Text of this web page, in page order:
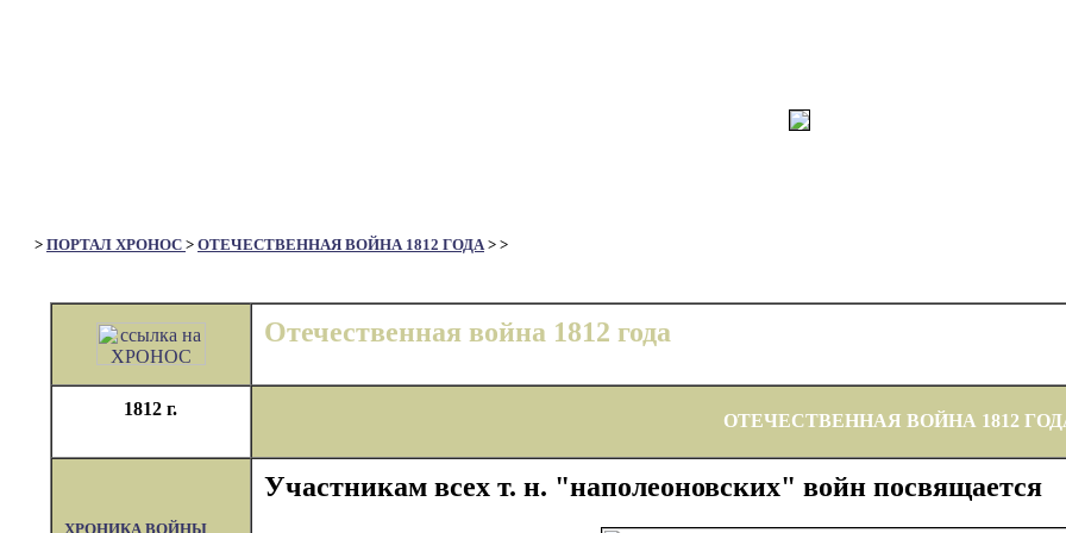
> ПОРТАЛ ХРОНОС > ОТЕЧЕСТВЕННАЯ ВОЙНА 1812 ГОДА> >
Отечественная война 1812 года
1812 г.
ОТЕЧЕСТВЕННАЯ ВОЙНА 1812
ХРОНИКА ВОЙНЫ
Участникам всех т. н. "наполеоновских" войн посвящается